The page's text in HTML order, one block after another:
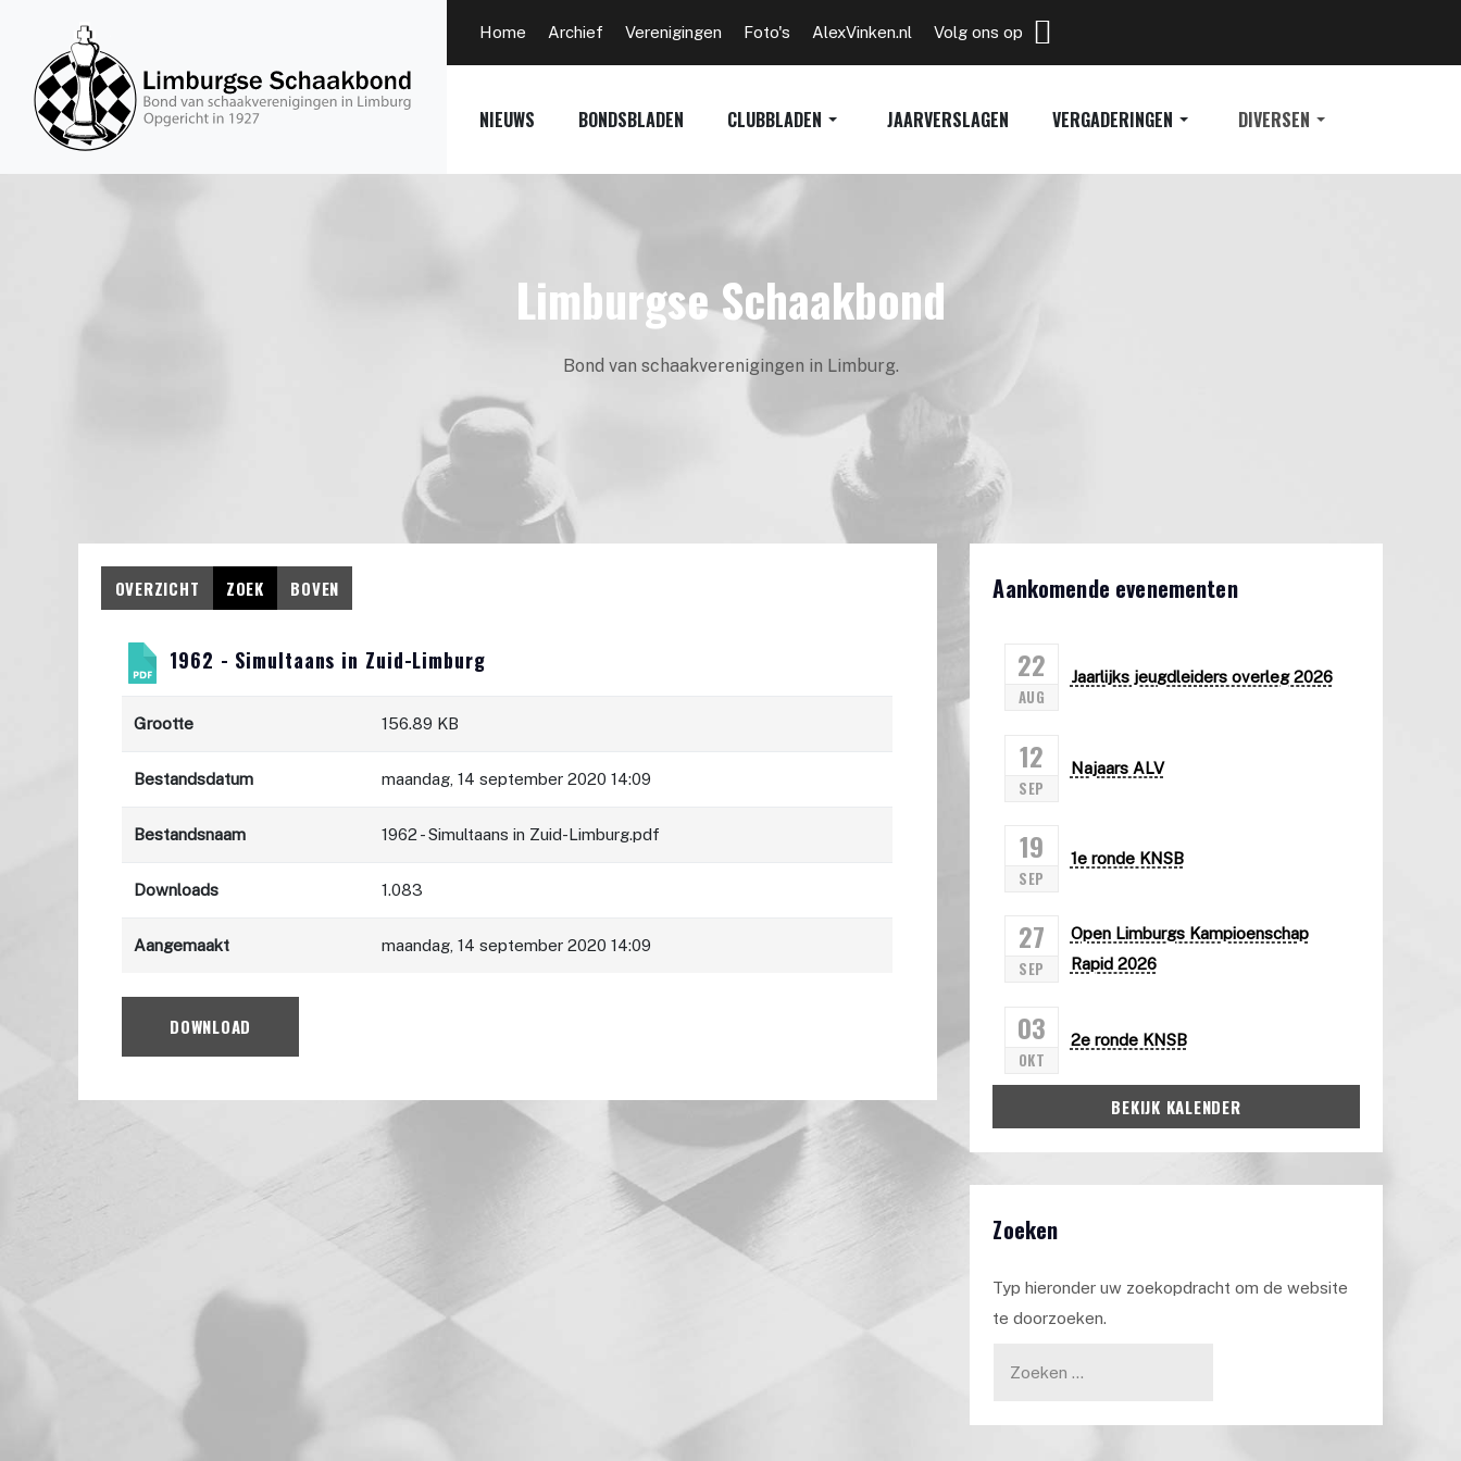
Home Archief Verenigingen Foto's AlexVinken.nl Volg ons op
NIEUWS BONDSBLADEN CLUBBLADEN JAARVERSLAGEN VERGADERINGEN DIVERSEN
Limburgse Schaakbond
Bond van schaakverenigingen in Limburg.
OVERZICHT ZOEK BOVEN
1962 - Simultaans in Zuid-Limburg
Grootte 156.89 KB
Bestandsdatum maandag, 14 september 2020 14:09
Bestandsnaam 1962 - Simultaans in Zuid-Limburg.pdf
Downloads 1.083
Aangemaakt maandag, 14 september 2020 14:09
DOWNLOAD
Aankomende evenementen
22
AUG
Jaarlijks jeugdleiders overleg 2026
12
SEP
Najaars ALV
19
SEP
1e ronde KNSB
27
SEP
Open Limburgs Kampioenschap
Rapid 2026
03
OKT
2e ronde KNSB
BEKIJK KALENDER
Zoeken
Typ hieronder uw zoekopdracht om de website
te doorzoeken.